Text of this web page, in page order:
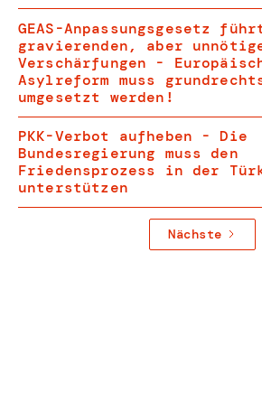
GEAS-Anpassungsgesetz
gravierenden, aber
Verschärfungen -
Asylreform muss
umgesetzt werden!
PKK-Verbot aufheben - Die
Bundesregierung muss den
Friedensprozess in der
unterstützen
Nächste